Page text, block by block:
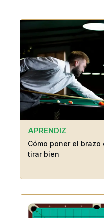
APRENDIZ
Cómo poner el brazo
tirar bien